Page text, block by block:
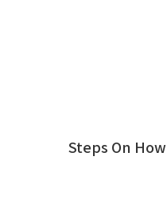
7 Steps On